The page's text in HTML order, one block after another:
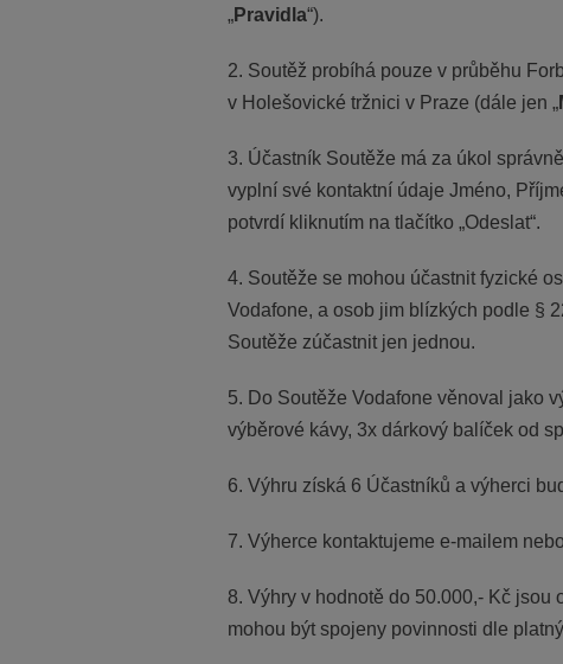
„Pravidla“).
2. Soutěž probíhá pouze v průběhu
v Holešovické tržnici v Praze (dále jen „
3. Účastník Soutěže má za úkol
vyplní své kontaktní údaje Jméno,
potvrdí kliknutím na tlačítko „Odeslat“.
4. Soutěže se mohou účastnit fyzické
Vodafone, a osob jim blízkých podle §
Soutěže zúčastnit jen jednou.
5. Do Soutěže Vodafone věnoval jako
výběrové kávy, 3x dárkový balíček od
6. Výhru získá 6 Účastníků a výherci
7. Výherce kontaktujeme e-mailem
8. Výhry v hodnotě do 50.000,- Kč
mohou být spojeny povinnosti dle